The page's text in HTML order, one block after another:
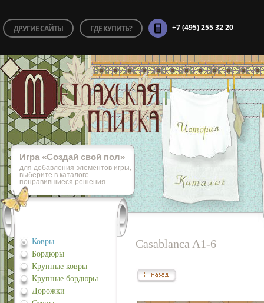
ДРУГИЕ САЙТЫ ГДЕ КУПИТЬ? +7 (495) 255 32 20
Игра «Cоздай свой пол»
для добавления элементов игры,
выберите в каталоге
понравившиеся решения
Ковры
Бордюры
Крупные ковры
Крупные бордюры
Дорожки
Casablanca A1-6